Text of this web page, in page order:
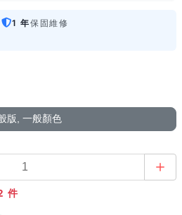
1 年保固維修
版, 一般顏色
件